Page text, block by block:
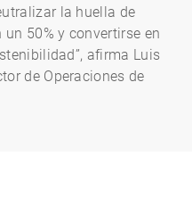
la huella de
50% y convertirse en
afirma Luis
de Operaciones de